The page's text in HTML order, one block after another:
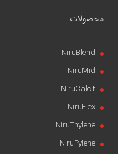
محصولات
NiruBlend
NiruMid
NiruCalcit
NiruFlex
NiruThylene
NiruPylene